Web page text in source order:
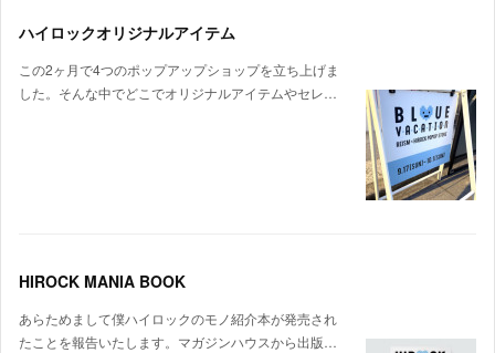
ハイロックオリジナルアイテム
この2ヶ月で4つのポップアップショップを立ち上げま
した。そんな中でどこでオリジナルアイテムやセレ…
HIROCK MANIA BOOK
あらためまして僕ハイロックのモノ紹介本が発売され
たことを報告いたします。マガジンハウスから出版…